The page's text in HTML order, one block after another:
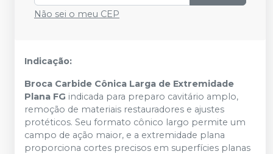
Não sei o meu CEP
Indicação:
Broca Carbide Cônica Larga de Extremidade
Plana FG indicada para preparo cavitário amplo,
remoção de materiais restauradores e ajustes
protéticos. Seu formato cônico largo permite um
campo de ação maior, e a extremidade plana
proporciona cortes precisos em superfícies planas